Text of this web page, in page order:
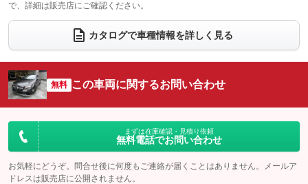
ウォークスルー
：装備なし
電動リアゲート フロントカメラ
：装備なし
：装備なし ：装備なし
サイドカメラ
：装備あり ルーフレール
：装備なし
：装備なし
：装備なし
で、詳細は販売店にご確認ください。
カタログで車種情報を詳しく見る
無料 この車両に関するお問い合わせ
まずは在庫確認・見積り依頼
無料電話でお問い合わせ
お気軽にどうぞ。問合せ後に何度もご連絡が届くことはありません。メールア
ドレスは販売店に公開されません。